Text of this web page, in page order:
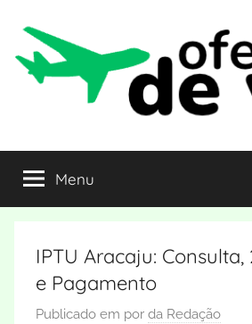
para
conteúdo
Ofertas
de
Voo
destino
pagando
Menu
IPTU Aracaju:
e Pagamento
Publicado em por da Redação